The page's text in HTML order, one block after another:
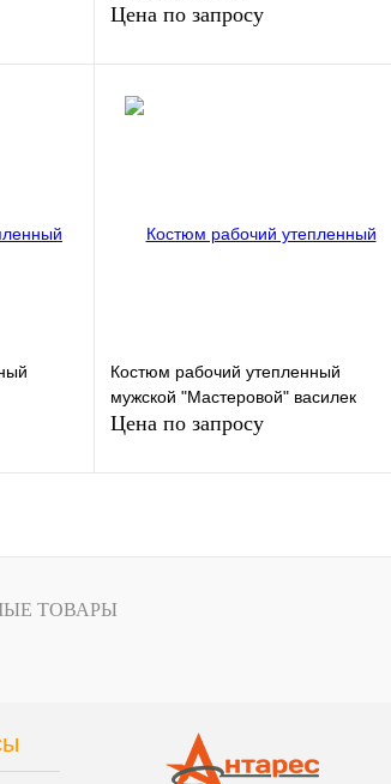
Цена по запросу
Костюм рабочий утепленный
мужской "Мастеровой" василек
Цена по запросу
ТОВАРЫ